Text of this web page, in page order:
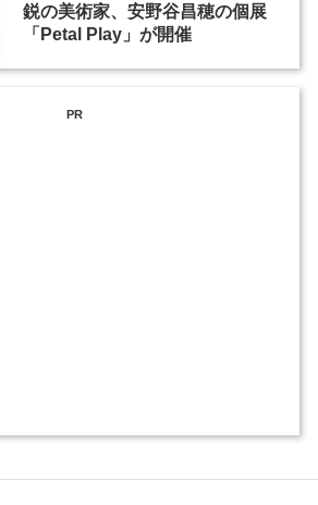
鋭の美術家、安野谷昌穂の個展
「Petal Play」が開催
PR